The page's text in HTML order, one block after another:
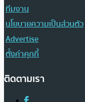
ทีมงาน
นโยบายความเป็นส่วนตัว
Advertise
ตั้งค่าคุกกี้
ติดตามเรา